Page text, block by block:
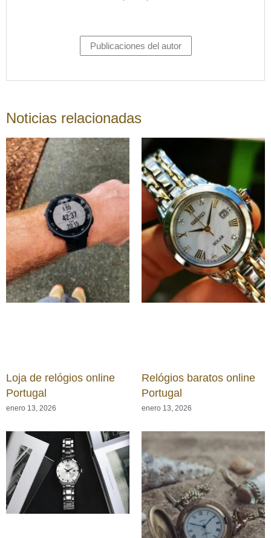
Publicaciones del autor
Noticias relacionadas
Loja de relógios online
Portugal
enero 13, 2026
Relógios baratos online
Portugal
enero 13, 2026